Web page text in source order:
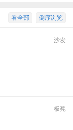
倒序浏览
看全部
沙发
板凳